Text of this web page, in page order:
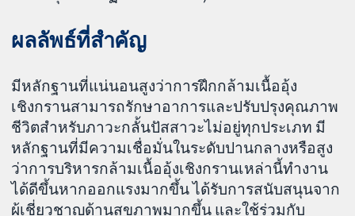
ผลลัพธ์ที่สำคัญ
มีหลักฐานที่แน่นอนสูงว่าการฝึกกล้ามเนื้ออุ้ง
เชิงกรานสามารถรักษาอาการและปรับปรุงคุณภาพ
ชีวิตสำหรับภาวะกลั้นปัสสาวะไม่อยู่ทุกประเภท มี
หลักฐานที่มีความเชื่อมั่นในระดับปานกลางหรือสูง
ว่าการบริหารกล้ามเนื้ออุ้งเชิงกรานเหล่านี้ทำงาน
ได้ดีขึ้นหากออกแรงมากขึ้น ได้รับการสนับสนุนจาก
ผู้เชี่ยวชาญด้านสุขภาพมากขึ้น และใช้ร่วมกับ